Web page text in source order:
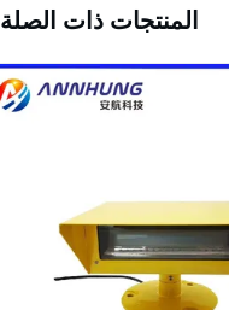
المنتجات ذات الصلة